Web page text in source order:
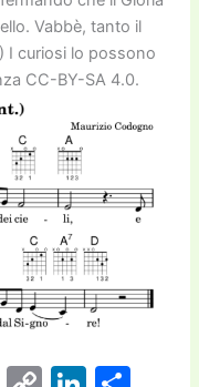
Vabbè, tanto il
I curiosi lo possono
CC-BY-SA 4.0.